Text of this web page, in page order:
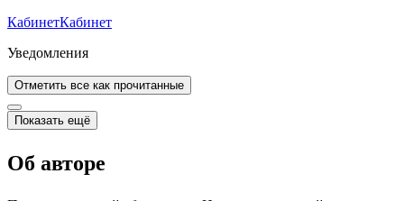
КабинетКабинет
Уведомления
Отметить все как прочитанные
Показать ещё
Об авторе